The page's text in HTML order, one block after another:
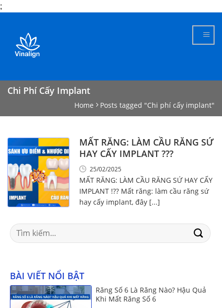
;
content
Chi Phí Cấy Implant
Home Posts tagged "Chi phí cấy implant"
MẤT RĂNG: LÀM CẦU RĂNG SỨ
HAY CẤY IMPLANT ???
25/02/2025
MẤT RĂNG: LÀM CẦU RĂNG SỨ HAY CẤY
IMPLANT !?? Mất răng: làm cầu răng sứ
hay cấy implant, đây [...]
Search
for:
BÀI VIẾT NỔI BẬT
Răng Số 6 Là Răng Nào? Hậu Quả
Khi Mất Răng Số 6